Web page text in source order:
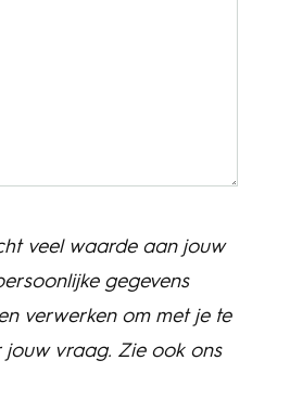
veel waarde aan jouw
gegevens
verwerken om met je te
jouw vraag. Zie ook ons